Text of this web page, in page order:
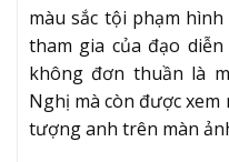
màu sắc tội phạm
tham gia của đạo
không đơn thuần là
Nghị mà còn được
tượng anh trên màn